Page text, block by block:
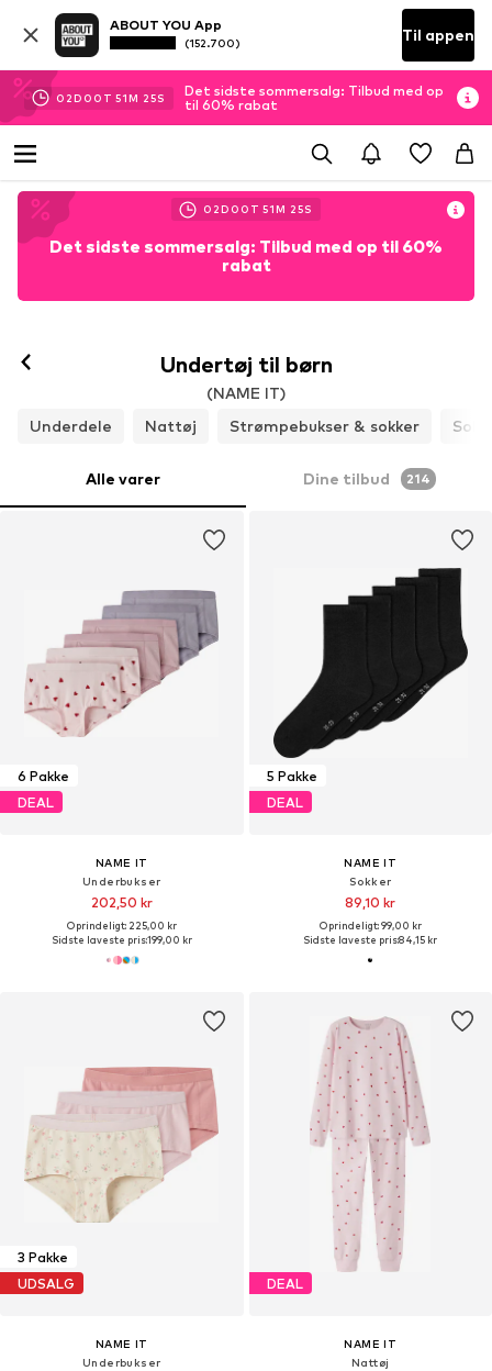
ABOUT YOU App
(152.700) Til appen
02D 00 T 51M 24S
Det sidste sommersalg: Tilbud med op
til 60% rabat
02D 00 T 51M 24S
Det sidste sommersalg: Tilbud med op til 60%
rabat
Undertøj til børn
(NAME IT)
Underdele
Nattøj Strømpebukser & sokker
Alle varer Dine tilbud 214
6 Pakke
DEAL
NAME IT
Underbukser
202,50 kr
Oprindeligt: 225,00 kr
Sidste laveste pris:199,00 kr
5 Pakke
DEAL
NAME IT
Sokker
89,10 kr
Oprindeligt: 99,00 kr
Sidste laveste pris:84,15 kr
3 Pakke
UDSALG
NAME IT
Underbukser
DEAL
NAME IT
Nattøj